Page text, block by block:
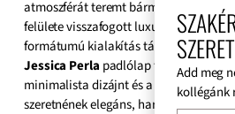
atmoszférát teremt bármely térben.
felülete visszafogott luxust sugároz,
formátumú kialakítás tágas, egységes
Jessica Perla padlólap tökéletes
minimalista dizájnt és a természetes
szeretnének elegáns, harmonikus
Add meg
kollégánk